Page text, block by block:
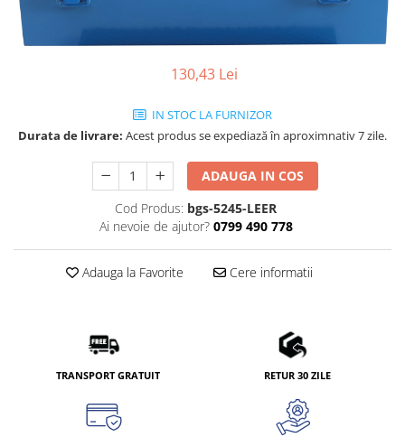
130,43 Lei
IN STOC LA FURNIZOR
Durata de livrare: Acest produs se expediază în aproximnativ 7 zile.
ADAUGA IN COS
Cod Produs: bgs-5245-LEER
Ai nevoie de ajutor? 0799 490 778
Adauga la Favorite Cere informatii
TRANSPORT GRATUIT RETUR 30 ZILE